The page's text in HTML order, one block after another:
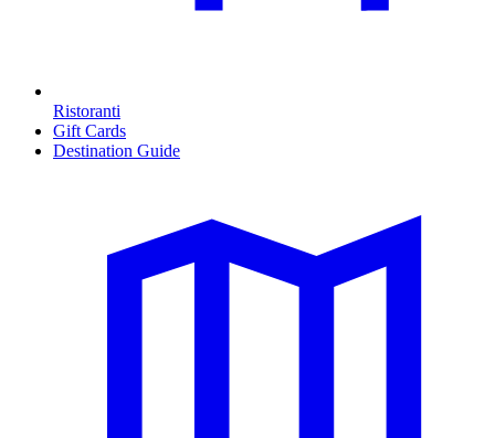
Ristoranti
Gift Cards
Destination Guide